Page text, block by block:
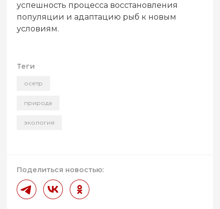
успешность процесса восстановления
популяции и адаптацию рыб к новым
условиям.
Теги
осетр
природа
экология
Поделиться новостью: